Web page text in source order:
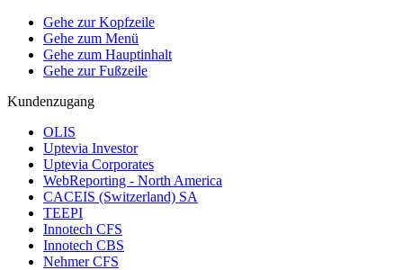
Gehe zur Kopfzeile
Gehe zum Menü
Gehe zum Hauptinhalt
Gehe zur Fußzeile
Kundenzugang
OLIS
Uptevia Investor
Uptevia Corporates
WebReporting - North America
CACEIS (Switzerland) SA
TEEPI
Innotech CFS
Innotech CBS
Nehmer CFS